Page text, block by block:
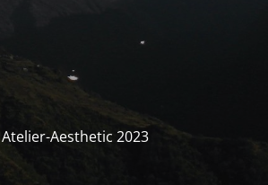
Aesthetic 2023